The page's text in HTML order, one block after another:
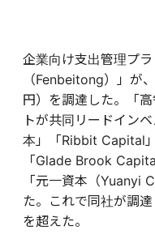
企業向け支出管理プ
（Fenbeitong）」が
円）を調達した。「
トが共同リードイン
本」「Ribbit Capital
「Glade Brook
「元一資本（Yuanyi
た。これで同社が調
を超えた。